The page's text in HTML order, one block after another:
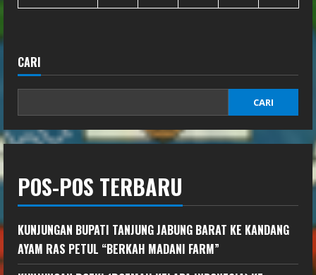
CARI
CARI
POS-POS TERBARU
KUNJUNGAN BUPATI TANJUNG JABUNG BARAT KE KANDANG
AYAM RAS PETUL “BERKAH MADANI FARM”